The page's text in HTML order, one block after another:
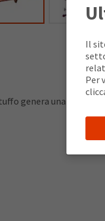
genera una
Il
Per